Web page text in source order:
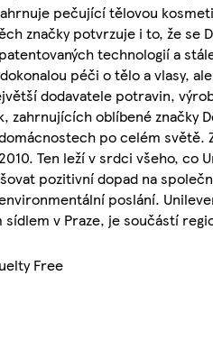
pečující tělovou
značky potvrzuje i to, že se
technologií a
péči o tělo a vlasy,
dodavatele potravin,
oblíbené značky
po celém
Ten leží v srdci všeho,
pozitivní dopad na
poslání.
sídlem v Praze, je součástí
Free